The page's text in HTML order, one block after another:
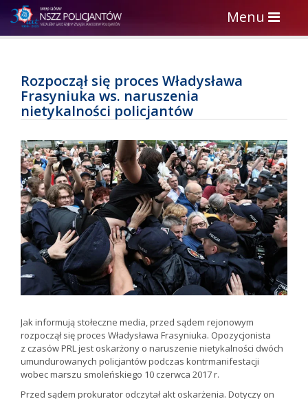
Toggle
navigation
Menu
Rozpoczął się proces Władysława
Frasyniuka ws. naruszenia
nietykalności policjantów
Jak informują stołeczne media, przed sądem rejonowym
rozpoczął się proces Władysława Frasyniuka. Opozycjonista
z czasów PRL jest oskarżony o naruszenie nietykalności dwóch
umundurowanych policjantów podczas kontrmanifestacji
wobec marszu smoleńskiego 10 czerwca 2017 r.
Przed sądem prokurator odczytał akt oskarżenia. Dotyczy on